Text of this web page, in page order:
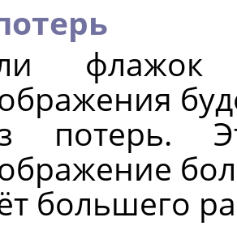
флажок
потерь.
большего